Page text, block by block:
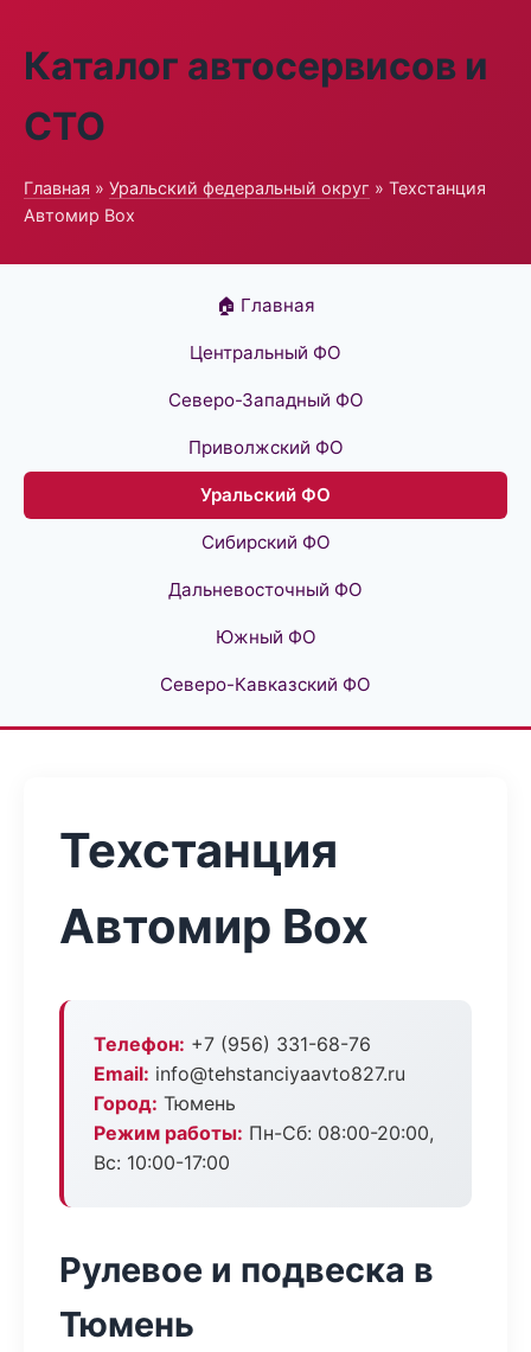
Каталог автосервисов и
СТО
Главная » Уральский федеральный округ » Техстанция
Автомир Box
🏠 Главная
Центральный ФО
Северо-Западный ФО
Приволжский ФО
Уральский ФО
Сибирский ФО
Дальневосточный ФО
Южный ФО
Северо-Кавказский ФО
Техстанция
Автомир Box
Телефон: +7 (956) 331-68-76
Email: info@tehstanciyaavto827.ru
Город: Тюмень
Режим работы: Пн-Сб: 08:00-20:00,
Вс: 10:00-17:00
Рулевое и подвеска в
Тюмень